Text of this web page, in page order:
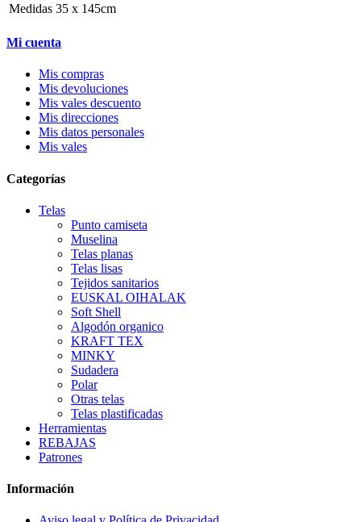
Medidas 35 x 145cm
Mi cuenta
Mis compras
Mis devoluciones
Mis vales descuento
Mis direcciones
Mis datos personales
Mis vales
Categorías
Telas
Punto camiseta
Muselina
Telas planas
Telas lisas
Tejidos sanitarios
EUSKAL OIHALAK
Soft Shell
Algodón organico
KRAFT TEX
MINKY
Sudadera
Polar
Otras telas
Telas plastificadas
Herramientas
REBAJAS
Patrones
Información